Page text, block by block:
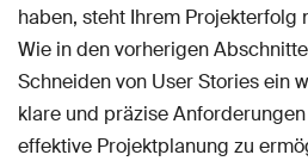
haben, steht Ihrem Projekterfolg
Wie in den vorherigen
Schneiden von User Stories ein
klare und präzise
effektive Projektplanung zu